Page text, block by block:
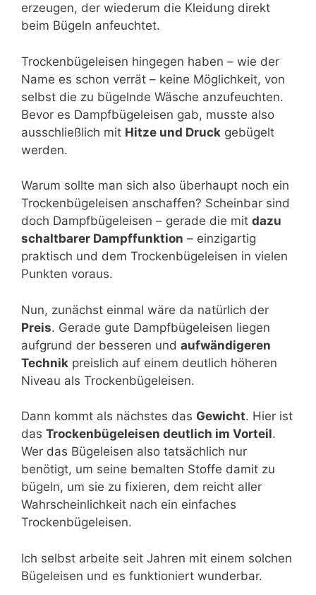
erzeugen, der wiederum die Kleidung direkt
beim Bügeln anfeuchtet.
Trockenbügeleisen hingegen haben – wie der
Name es schon verrät – keine Möglichkeit, von
selbst die zu bügelnde Wäsche anzufeuchten.
Bevor es Dampfbügeleisen gab, musste also
ausschließlich mit Hitze und Druck gebügelt
werden.
Warum sollte man sich also überhaupt noch ein
Trockenbügeleisen anschaffen? Scheinbar sind
doch Dampfbügeleisen – gerade die mit dazu
schaltbarer Dampffunktion – einzigartig
praktisch und dem Trockenbügeleisen in vielen
Punkten voraus.
Nun, zunächst einmal wäre da natürlich der
Preis. Gerade gute Dampfbügeleisen liegen
aufgrund der besseren und aufwändigeren
Technik preislich auf einem deutlich höheren
Niveau als Trockenbügeleisen.
Dann kommt als nächstes das Gewicht. Hier ist
das Trockenbügeleisen deutlich im Vorteil.
Wer das Bügeleisen also tatsächlich nur
benötigt, um seine bemalten Stoffe damit zu
bügeln, um sie zu fixieren, dem reicht aller
Wahrscheinlichkeit nach ein einfaches
Trockenbügeleisen.
Ich selbst arbeite seit Jahren mit einem solchen
Bügeleisen und es funktioniert wunderbar.